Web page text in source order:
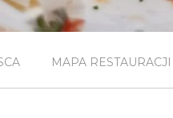
MAPA RESTAURACJI